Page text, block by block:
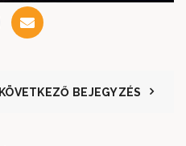
KÖVETKEZŐ BEJEGYZÉS